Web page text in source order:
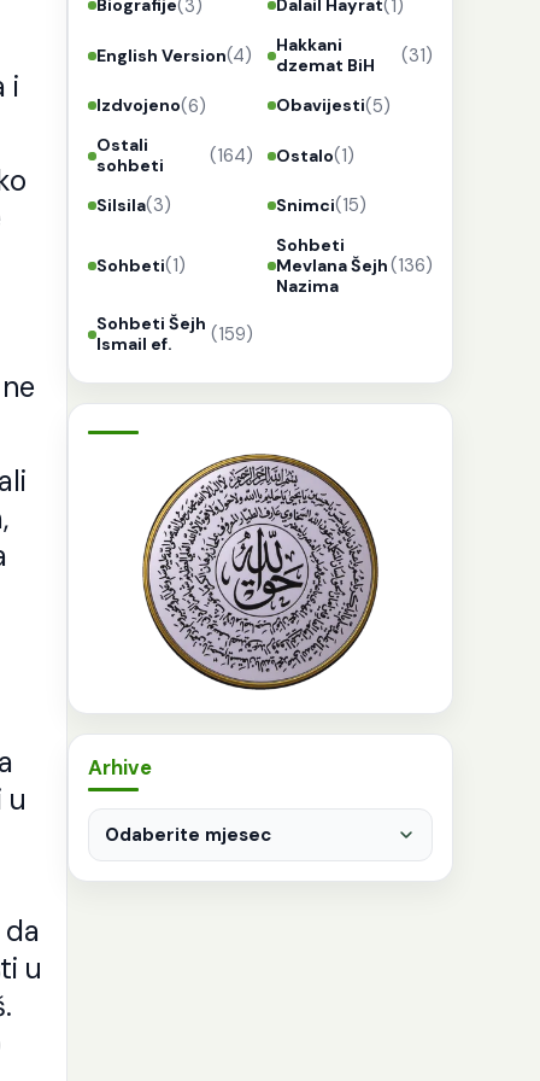
i
u
u
Biografije(3) Dalail Hayrat(1)
English Version(4)
Hakkani
dzemat BiH
(31)
Izdvojeno(6) Obavijesti(5)
Ostali
sohbeti
(164) Ostalo(1)
Silsila(3) Snimci(15)
Sohbeti(1)
Sohbeti
Mevlana Šejh
Nazima
(136)
Sohbeti Šejh
Ismail ef.
(159)
Arhive
Arhive